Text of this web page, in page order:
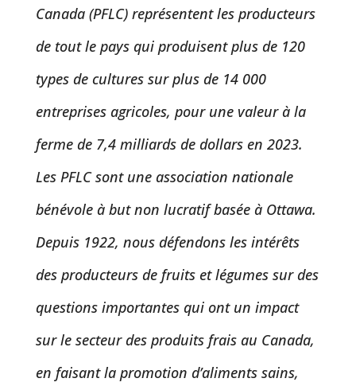
Canada (PFLC) représentent les producteurs
de tout le pays qui produisent plus de 120
types de cultures sur plus de 14 000
entreprises agricoles, pour une valeur à la
ferme de 7,4 milliards de dollars en 2023.
Les PFLC sont une association nationale
bénévole à but non lucratif basée à Ottawa.
Depuis 1922, nous défendons les intérêts
des producteurs de fruits et légumes sur des
questions importantes qui ont un impact
sur le secteur des produits frais au Canada,
en faisant la promotion d’aliments sains,